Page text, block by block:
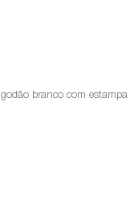
branco com